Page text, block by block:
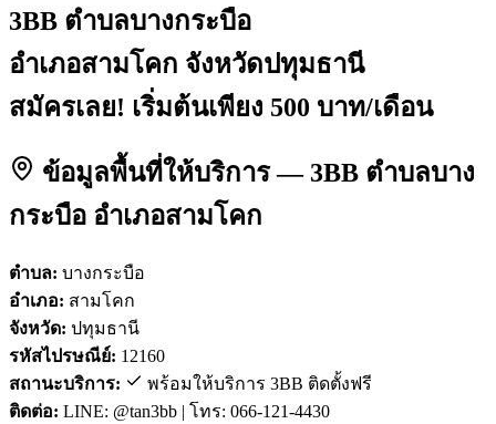
3BB ตำบลบางกระบือ
อำเภอสามโคก จังหวัดปทุมธานี
สมัครเลย! เริ่มต้นเพียง 500 บาท/เดือน
ข้อมูลพื้นที่ให้บริการ — 3BB ตำบลบาง
กระบือ อำเภอสามโคก
ตำบล: บางกระบือ
อำเภอ: สามโคก
จังหวัด: ปทุมธานี
รหัสไปรษณีย์: 12160
สถานะบริการ:
พร้อมให้บริการ 3BB ติดตั้งฟรี
ติดต่อ: LINE: @tan3bb | โทร: 066-121-4430